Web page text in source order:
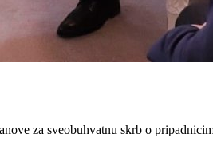
za sveobuhvatnu skrb o